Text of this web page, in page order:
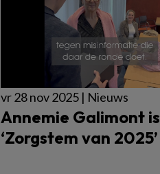
vr 28 nov 2025 | Nieuws
Annemie Galimont is
‘Zorgstem van 2025’